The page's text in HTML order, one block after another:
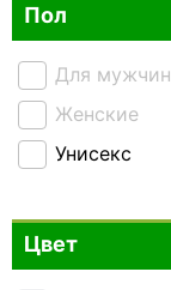
Semi Line
Пол
Для мужчин
Женские
Унисекс
Цвет